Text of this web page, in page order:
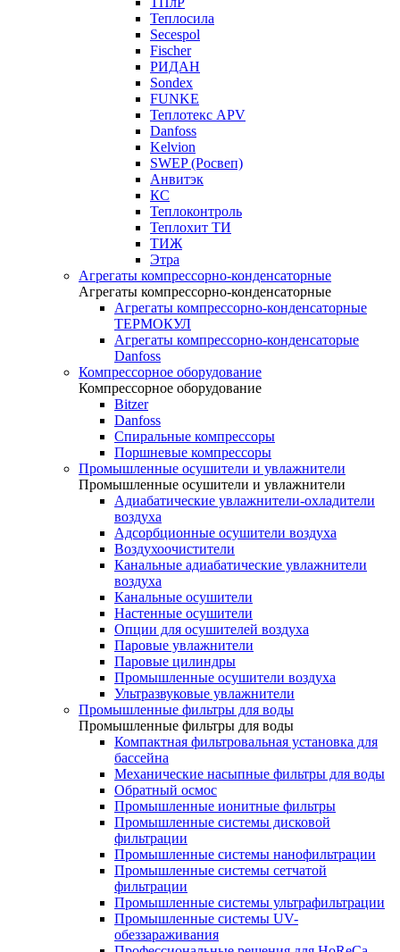
Теплосила
Secespol
Fischer
РИДАН
Sondex
FUNKE
Теплотекс APV
Danfoss
Kelvion
SWEP (Росвеп)
Анвитэк
КС
Теплоконтроль
Теплохит ТИ
ТИЖ
Этра
Агрегаты компрессорно-конденсаторные
Агрегаты компрессорно-конденсаторные
Агрегаты компрессорно-конденсаторные
ТЕРМОКУЛ
Агрегаты компрессорно-конденсаторые
Danfoss
Компрессорное оборудование
Компрессорное оборудование
Bitzer
Danfoss
Спиральные компрессоры
Поршневые компрессоры
Промышленные осушители и увлажнители
Промышленные осушители и увлажнители
Адиабатические увлажнители-охладители
воздуха
Адсорбционные осушители воздуха
Воздухоочистители
Канальные адиабатические увлажнители
воздуха
Канальные осушители
Настенные осушители
Опции для осушителей воздуха
Паровые увлажнители
Паровые цилиндры
Промышленные осушители воздуха
Ультразвуковые увлажнители
Промышленные фильтры для воды
Промышленные фильтры для воды
Компактная фильтровальная установка для
бассейна
Механические насыпные фильтры для воды
Обратный осмос
Промышленные ионитные фильтры
Промышленные системы дисковой
фильтрации
Промышленные системы нанофильтрации
Промышленные системы сетчатой
фильтрации
Промышленные системы ультрафильтрации
Промышленные системы UV-
обеззараживания